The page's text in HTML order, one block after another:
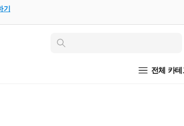
기
인
전체 카